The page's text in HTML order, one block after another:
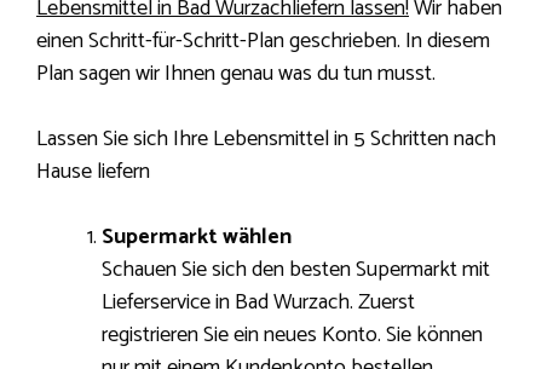
Lebensmittel in Bad Wurzachliefern lassen!Wir haben
einen Schritt-für-Schritt-Plan geschrieben. In diesem
Plan sagen wir Ihnen genau was du tun musst.
Lassen Sie sich Ihre Lebensmittel in 5 Schritten nach
Hause liefern
Supermarkt wählen
Schauen Sie sich den besten Supermarkt mit
Lieferservice in Bad Wurzach. Zuerst
registrieren Sie ein neues Konto. Sie können